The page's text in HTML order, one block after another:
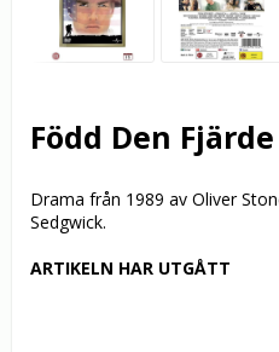
Född Den
Drama från 1989 av Oliver
Sedgwick.
ARTIKELN HAR UTGÅTT